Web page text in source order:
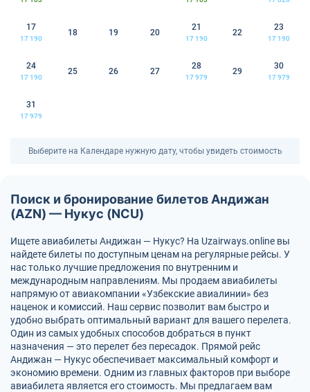
17
17 190
18 19 20
21
17 190
22
23
17 190
24
17 190
25 26 27
28
17 979
29
30
17 979
31
17 979
Выберите на Календаре нужную дату, чтобы увидеть стоимость
Поиск и бронирование билетов Андижан
(AZN) — Нукус (NCU)
Ищете авиабилеты Андижан — Нукус? На Uzairways.online вы
найдете билеты по доступным ценам на регулярные рейсы. У
нас только лучшие предложения по внутренним и
международным направлениям. Мы продаем авиабилеты
напрямую от авиакомпании «Узбекские авиалинии» без
наценок и комиссий. Наш сервис позволит вам быстро и
удобно выбрать оптимальный вариант для вашего перелета.
Один из самых удобных способов добраться в пункт
назначения — это перелет без пересадок. Прямой рейс
Андижан — Нукус обеспечивает максимальный комфорт и
экономию времени. Одним из главных факторов при выборе
авиабилета является его стоимость. Мы предлагаем вам